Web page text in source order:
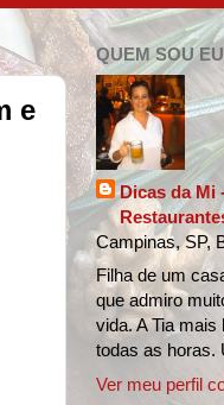
e
QUEM SOU EU
Dicas da Mi
Campinas, SP,
Filha de um
que admiro
vida. A Tia mais
todas as horas.
Ver meu perfil